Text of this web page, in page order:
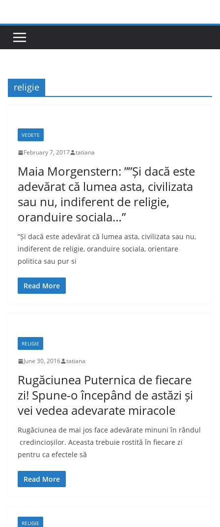
content
religie
VEDETE
February 7, 2017 tatiana
Maia Morgenstern: ””Și dacă este
adevărat că lumea asta, civilizata
sau nu, indiferent de religie,
oranduire sociala…”
”Și dacă este adevărat că lumea asta, civilizata sau nu,
indiferent de religie, oranduire sociala, orientare
politica sau pur si
Read More
RELIGIE
June 30, 2016 tatiana
Rugăciunea Puternica de fiecare
zi! Spune-o începând de astăzi și
vei vedea adevarate miracole
Rugăciunea de mai jos face adevărate minuni în rândul
credincioșilor. Aceasta trebuie rostită în fiecare zi
pentru ca efectele să
Read More
RELIGIE